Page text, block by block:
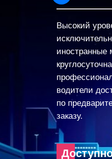
Высокий
иностранные
водители
по
заказу.